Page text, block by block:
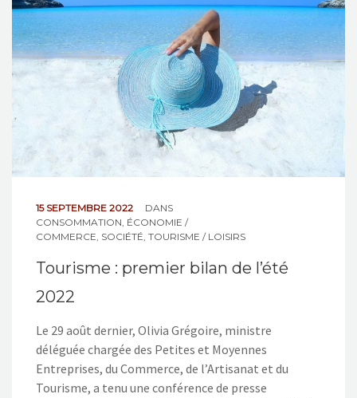
15 SEPTEMBRE 2022
DANS
CONSOMMATION, ÉCONOMIE /
COMMERCE, SOCIÉTÉ, TOURISME / LOISIRS
Tourisme : premier bilan de l’été
2022
Le 29 août dernier, Olivia Grégoire, ministre
déléguée chargée des Petites et Moyennes
Entreprises, du Commerce, de l’Artisanat et du
Tourisme, a tenu une conférence de presse